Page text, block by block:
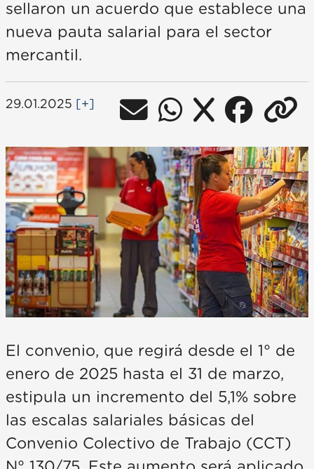
sellaron un acuerdo que establece una
nueva pauta salarial para el sector
mercantil.
29.01.2025 [+]
El convenio, que regirá desde el 1° de
enero de 2025 hasta el 31 de marzo,
estipula un incremento del 5,1% sobre
las escalas salariales básicas del
Convenio Colectivo de Trabajo (CCT)